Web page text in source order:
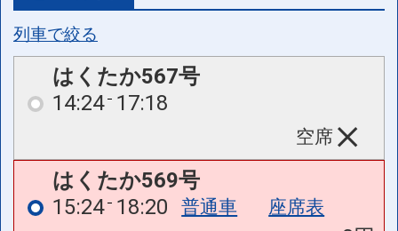
列車で絞る
はくたか567号
14:24 17:18
空席
はくたか569号
15:24 18:20 普通車
座席表